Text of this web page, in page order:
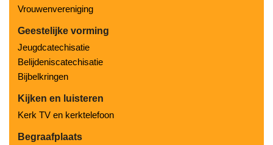
Vrouwenvereniging
Geestelijke vorming
Jeugdcatechisatie
Belijdeniscatechisatie
Bijbelkringen
Kijken en luisteren
Kerk TV en kerktelefoon
Begraafplaats